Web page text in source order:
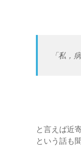
「私，
と言えば近
という話も